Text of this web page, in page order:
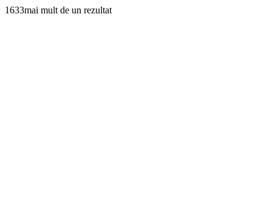
1633mai mult de un rezultat